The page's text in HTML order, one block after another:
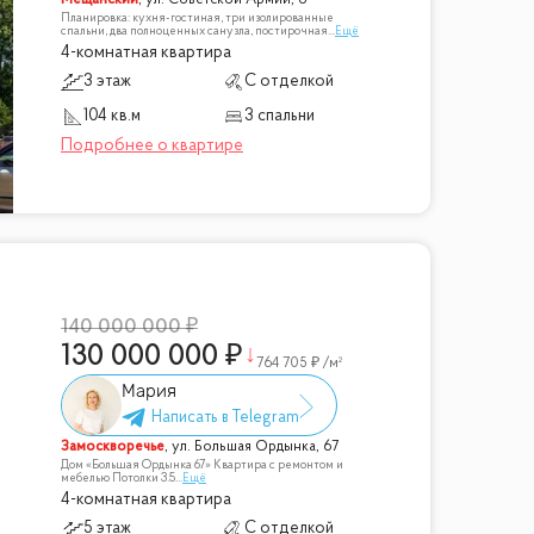
Планировка: кухня-гостиная, три изолированные
спальни, два полноценных санузла, постирочная...Ещё
4-комнатная квартира
3 этаж
С отделкой
104 кв.м
3 спальни
140 000 000
130 000 000 764 705 /м²
Мария
Замоскворечье, ул. Большая Ордынка, 67
Дом «Большая Ордынка 67» Квартира с ремонтом и
мебелью Потолки 3.5...Ещё
4-комнатная квартира
5 этаж
С отделкой